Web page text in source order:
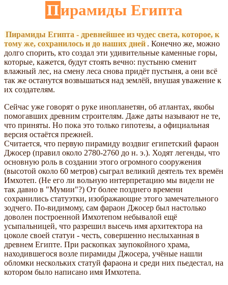
Пирамиды Египта
Пирамиды Египта - древнейшее из чудес света, которое, к
тому же, сохранилось и до наших дней . Конечно же, можно
долго спорить, кто создал эти удивительные каменные горы,
которые, кажется, будут стоять вечно: пустыню сменит
влажный лес, на смену леса снова придёт пустыня, а они всё
так же останутся возвышаться над землёй, внушая уважение к
их создателям.
Сейчас уже говорят о руке инопланетян, об атлантах, якобы
помогавших древним строителям. Даже даты называют не те,
что приняты. Но пока это только гипотезы, а официальная
версия остаётся прежней.
Считается, что первую пирамиду воздвиг египетский фараон
Джосер (правил около 2780-2760 до н. э.). Ходят легенды, что
основную роль в создании этого огромного сооружения
(высотой около 60 метров) сыграл великий деятель тех времён
Имхотеп. (Не его ли вольную интерпретацию мы видели не
так давно в "Мумии"?) От более позднего времени
сохранились статуэтки, изображающие этого замечательного
зодчего. По-видимому, сам фараон Джосер был настолько
доволен построенной Имхотепом небывалой ещё
усыпальницей, что разрешил высечь имя архитектора на
цоколе своей статуи - честь, совершенно неслыханная в
древнем Египте. При раскопках заупокойного храма,
находившегося возле пирамиды Джосера, учёные нашли
обломки нескольких статуй фараона и среди них пьедестал, на
котором было написано имя Имхотепа.